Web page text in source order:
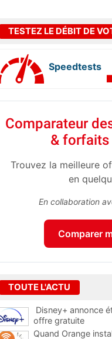
TESTEZ LE DÉBIT DE
Speedtests
Comparateur
&
Trouvez la meilleure
en
En collaboration
Comparer
TOUTE L'ACTU
Disney+ annonce
offre gratuite
Quand Orange